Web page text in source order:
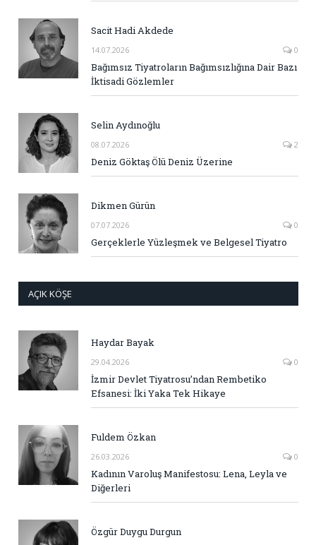
Sacit Hadi Akdede
14.07.2026 0
Bağımsız Tiyatroların Bağımsızlığına Dair Bazı
İktisadi Gözlemler
Selin Aydınoğlu
08.07.2026 2
Deniz Göktaş Ölü Deniz Üzerine
Dikmen Gürün
07.07.2026 0
Gerçeklerle Yüzleşmek ve Belgesel Tiyatro
AÇIK KÖŞE
Haydar Bayak
29.04.2026 0
İzmir Devlet Tiyatrosu’ndan Rembetiko
Efsanesi: İki Yaka Tek Hikaye
Fuldem Özkan
26.03.2026 0
Kadının Varoluş Manifestosu: Lena, Leyla ve
Diğerleri
Özgür Duygu Durgun